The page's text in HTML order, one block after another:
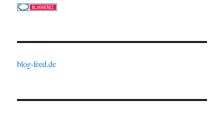
blog-feed.de